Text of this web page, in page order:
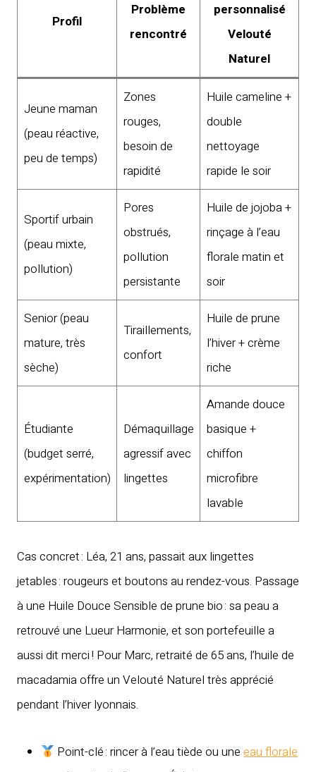
Profil
Problème
rencontré
personnalisé
Velouté
Naturel
Jeune maman
(peau réactive,
peu de temps)
Zones
rouges,
besoin de
rapidité
Huile cameline +
double
nettoyage
rapide le soir
Sportif urbain
(peau mixte,
pollution)
Pores
obstrués,
pollution
persistante
Huile de jojoba +
rinçage à l’eau
florale matin et
soir
Senior (peau
mature, très
sèche)
Tiraillements,
confort
Huile de prune
l’hiver + crème
riche
Étudiante
(budget serré,
expérimentation)
Démaquillage
agressif avec
lingettes
Amande douce
basique +
chiffon
microfibre
lavable
Cas concret : Léa, 21 ans, passait aux lingettes
jetables : rougeurs et boutons au rendez-vous. Passage
à une Huile Douce Sensible de prune bio : sa peau a
retrouvé une Lueur Harmonie, et son portefeuille a
aussi dit merci ! Pour Marc, retraité de 65 ans, l’huile de
macadamia offre un Velouté Naturel très apprécié
pendant l’hiver lyonnais.
Point-clé : rincer à l’eau tiède ou uneeau florale